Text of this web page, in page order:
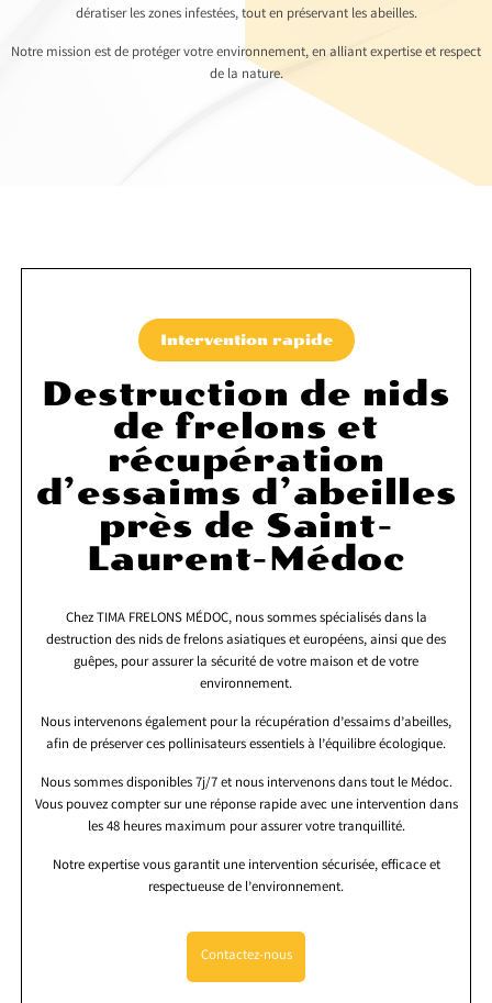
dératiser les zones infestées, tout en préservant les abeilles.
Notre mission est de protéger votre environnement, en alliant expertise et respect
de la nature.
Intervention rapide
Destruction de nids
de frelons et
récupération
d’essaims d’abeilles
près de Saint-
Laurent-Médoc
Chez TIMA FRELONS MÉDOC, nous sommes spécialisés dans la
destruction des nids de frelons asiatiques et européens, ainsi que des
guêpes, pour assurer la sécurité de votre maison et de votre
environnement.
Nous intervenons également pour la récupération d’essaims d’abeilles,
afin de préserver ces pollinisateurs essentiels à l’équilibre écologique.
Nous sommes disponibles 7j/7 et nous intervenons dans tout le Médoc.
Vous pouvez compter sur une réponse rapide avec une intervention dans
les 48 heures maximum pour assurer votre tranquillité.
Notre expertise vous garantit une intervention sécurisée, efficace et
respectueuse de l’environnement.
Contactez-nous